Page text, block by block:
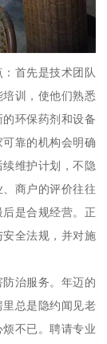
首先是技术团队
训，使他们熟悉
环保药剂和设备
靠的机构会明确
维护计划，不隐
商户的评价往往
是合规经营。正
全法规，并对施
治服务。年迈的
总是隐约闻见老
不已。聘请专业